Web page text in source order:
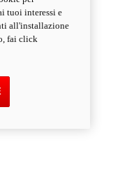
tuoi interessi e
all'installazione
fai click